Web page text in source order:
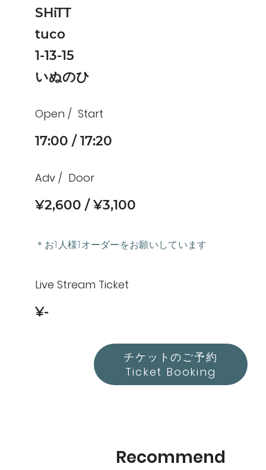
SHiTT
tuco
1-13-15
いぬのひ
Open Start
17:00 17:20
Adv Door
¥2,600 ¥3,100
＊お1人様1オーダーをお願いしています
Live Stream Ticket
¥-
チケットのご予約
Ticket Booking
Recommend